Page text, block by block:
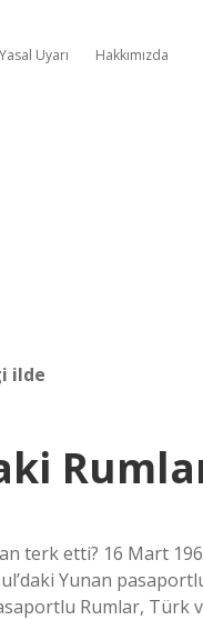
Yasal Uyarı Hakkımızda
ilde
terk etti? 16 Mart
Yunan
Rumlar, Türk